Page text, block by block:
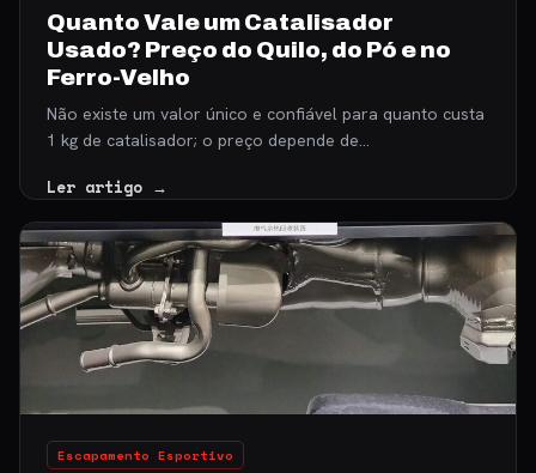
Quanto Vale um Catalisador
Usado? Preço do Quilo, do Pó e no
Ferro-Velho
Não existe um valor único e confiável para quanto custa
1 kg de catalisador; o preço depende de…
Ler artigo →
Escapamento Esportivo